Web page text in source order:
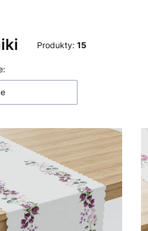
Produkty: 15